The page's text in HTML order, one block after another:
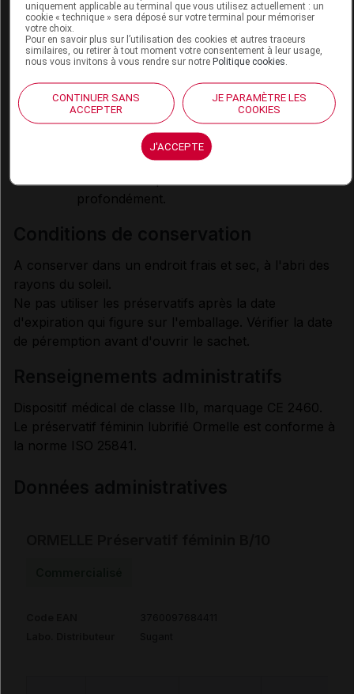
Tenir compte de certains inconvénients
spécifiques aux préservatifs féminins qui
pourraient nuire à leur efficacité :
le préservatif peut glisser pendant le
rapport ;
le pénis peut repousser le préservatif à
l'intérieur du vagin ;
le pénis peut déplacer le préservatif sur le
côté et pénétrer dans le vagin si l'anneau
profondément.
A conserver dans un endroit frais et sec, à l'abri des
rayons du soleil.
Ne pas utiliser les préservatifs après la date
d'expiration qui figure sur l'emballage. Vérifier la date
de péremption avant d'ouvrir le sachet.
Dispositif médical de classe IIb, marquage CE 2460.
Le préservatif féminin lubrifié Ormelle est conforme à
la norme ISO 25841.
uniquement applicable au terminal que vous utilisez actuellement : un
cookie « technique » sera déposé sur votre terminal pour mémoriser
votre choix.
Pour en savoir plus sur l’utilisation des cookies et autres traceurs
similaires, ou retirer à tout moment votre consentement à leur usage,
nous vous invitons à vous rendre sur notrePolitique cookies
CONTINUER SANS
ACCEPTER
JE PARAMÈTRE LES
COOKIES
J'ACCEPTE